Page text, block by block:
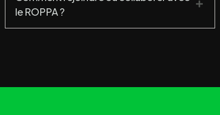
le ROPPA ?